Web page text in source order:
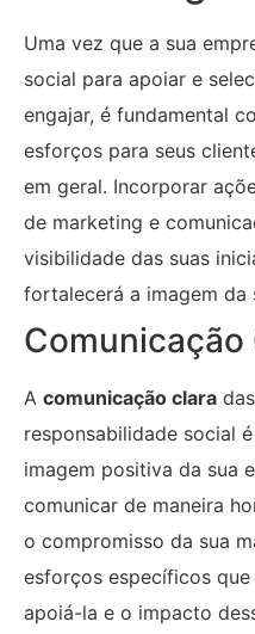
Uma vez que a sua
social para apoiar e
engajar, é fundamental
esforços para seus
em geral. Incorporar
de marketing e
visibilidade das suas
fortalecerá a imagem da
Comunicação
A comunicação clara
responsabilidade social
imagem positiva da sua
comunicar de maneira
o compromisso da sua
esforços específicos
apoiá-la e o impacto